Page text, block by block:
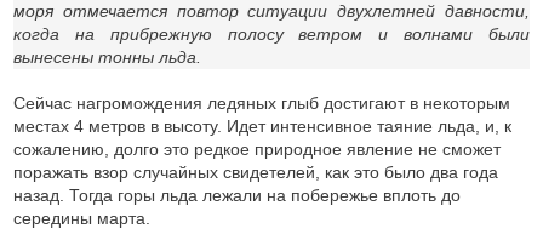
моря отмечается повтор ситуации двухлетней давности,
когда на прибрежную полосу ветром и волнами были
вынесены тонны льда.
Сейчас нагромождения ледяных глыб достигают в некоторым
местах 4 метров в высоту. Идет интенсивное таяние льда, и, к
сожалению, долго это редкое природное явление не сможет
поражать взор случайных свидетелей, как это было два года
назад. Тогда горы льда лежали на побережье вплоть до
середины марта.